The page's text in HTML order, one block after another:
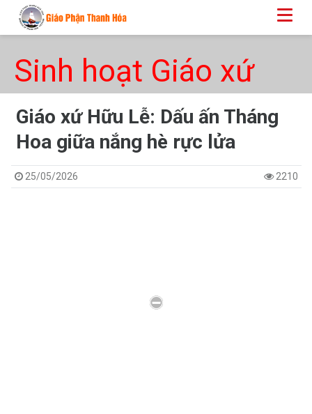
Sinh hoạt Giáo xứ
Giáo xứ Hữu Lễ: Dấu ấn Tháng
Hoa giữa nắng hè rực lửa
25/05/2026 2210